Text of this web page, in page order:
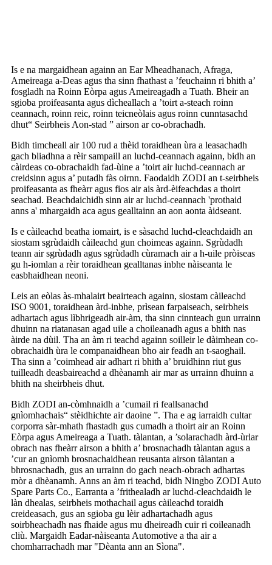
Is e na margaidhean againn an Ear Mheadhanach, Afraga,
Ameireaga a-Deas agus tha sinn fhathast a ’feuchainn ri bhith a’
fosgladh na Roinn Eòrpa agus Ameireagadh a Tuath. Bheir an
sgioba proifeasanta agus dìcheallach a ’toirt a-steach roinn
ceannach, roinn reic, roinn teicneòlais agus roinn cunntasachd
dhut“ Seirbheis Aon-stad ” airson ar co-obrachadh.
Bidh timcheall air 100 rud a thèid toraidhean ùra a leasachadh
gach bliadhna a rèir sampaill an luchd-ceannach againn, bidh an
càirdeas co-obrachaidh fad-ùine a ’toirt air luchd-ceannach ar
creidsinn agus a’ putadh fàs oirnn. Faodaidh ZODI an t-seirbheis
proifeasanta as fheàrr agus fios air ais àrd-èifeachdas a thoirt
seachad. Beachdaichidh sinn air ar luchd-ceannach 'prothaid
anns a' mhargaidh aca agus gealltainn an aon aonta àidseant.
Is e càileachd beatha iomairt, is e sàsachd luchd-cleachdaidh an
siostam sgrùdaidh càileachd gun choimeas againn. Sgrùdadh
teann air sgrùdadh agus sgrùdadh cùramach air a h-uile pròiseas
gu h-iomlan a rèir toraidhean gealltanas inbhe nàiseanta le
easbhaidhean neoni.
Leis an eòlas às-mhalairt beairteach againn, siostam càileachd
ISO 9001, toraidhean àrd-inbhe, prìsean farpaiseach, seirbheis
adhartach agus lìbhrigeadh air-àm, tha sinn cinnteach gun urrainn
dhuinn na riatanasan agad uile a choileanadh agus a bhith nas
àirde na dùil. Tha an àm ri teachd againn soilleir le dàimhean co-
obrachaidh ùra le companaidhean bho air feadh an t-saoghail.
Tha sinn a ’coimhead air adhart ri bhith a’ bruidhinn riut gus
tuilleadh deasbaireachd a dhèanamh air mar as urrainn dhuinn a
bhith na sheirbheis dhut.
Bidh ZODI an-còmhnaidh a ’cumail ri feallsanachd
gnìomhachais“ stèidhichte air daoine ”. Tha e ag iarraidh cultar
corporra sàr-mhath fhastadh gus cumadh a thoirt air an Roinn
Eòrpa agus Ameireaga a Tuath. tàlantan, a ’solarachadh àrd-ùrlar
obrach nas fheàrr airson a bhith a’ brosnachadh tàlantan agus a
’cur an gnìomh brosnachaidhean reusanta airson tàlantan a
bhrosnachadh, gus an urrainn do gach neach-obrach adhartas
mòr a dhèanamh. Anns an àm ri teachd, bidh Ningbo ZODI Auto
Spare Parts Co., Earranta a ’frithealadh ar luchd-cleachdaidh le
làn dhealas, seirbheis mothachail agus càileachd toraidh
creideasach, gus an sgioba gu lèir adhartachadh agus
soirbheachadh nas fhaide agus mu dheireadh cuir ri coileanadh
cliù. Margaidh Eadar-nàiseanta Automotive a tha air a
chomharrachadh mar "Dèanta ann an Sìona".